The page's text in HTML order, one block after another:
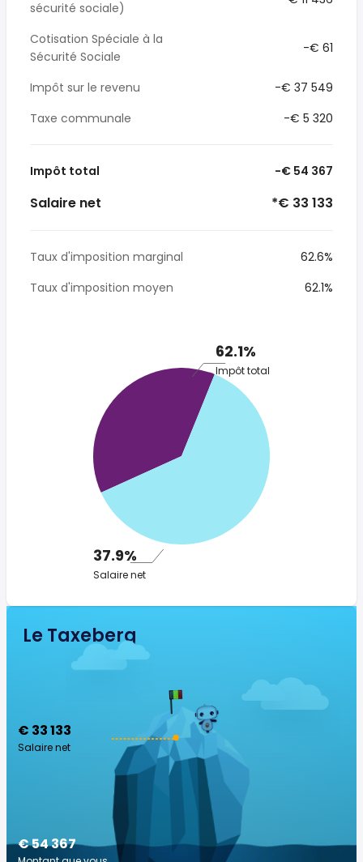
sécurité sociale)
Cotisation Spéciale à la
Sécurité Sociale
-€ 61
Impôt sur le revenu
-€ 37 549
Taxe communale
-€ 5 320
Impôt total -€ 54 367
Salaire net *€ 33 133
Taux d'imposition marginal
62.6%
Taux d'imposition moyen
62.1%
62.1%
Impôt total
37.9%
Salaire net
Le Taxeberg
€ 33 133
Salaire net
€ 54 367